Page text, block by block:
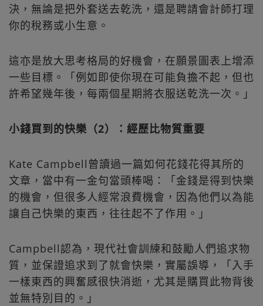
決，無論是把外套送去乾洗，還是聘請會計師打理
你的稅務或小生意。
這亦是放大思考格局的好機會，在願景圖表上增添
一些目標。「例如即使你現在可能負擔不起，但也
許希望幾年後，每兩個星期將衣服送乾洗一次。」
小錢買到的快樂（2）：經歷比物質重要
Kate Campbell曾讀過一篇如何花錢花得其所的
文章，當中有一金句當頭棒喝：「金錢是得到快樂
的機會，但很多人經常浪費機會，因為他們以為能
讓自己快樂的東西，往往起不了作用。」
Campbell認為，現代社會訓練和鼓勵人們追求物
質，並保證追求到了就會快樂，實屬誤導，「入手
一樣東西的興奮感很快消逝，尤其是購買此物背後
並無特別目的。」